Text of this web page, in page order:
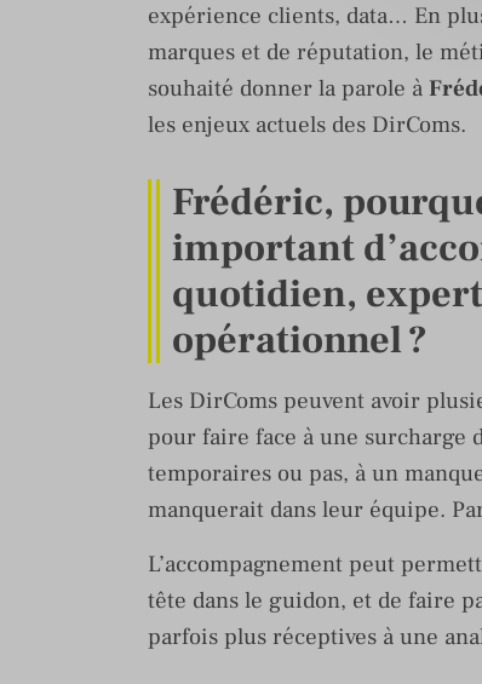
expérience clients, data… En
marques et de réputation, le
souhaité donner la parole à
les enjeux actuels des DirComs.
Frédéric,
important
quotidien,
opérationnel ?
Les DirComs peuvent avoir
pour faire face à une surcharge
temporaires ou pas, à un
manquerait dans leur équipe.
L’accompagnement peut
tête dans le guidon, et de faire
parfois plus réceptives à une